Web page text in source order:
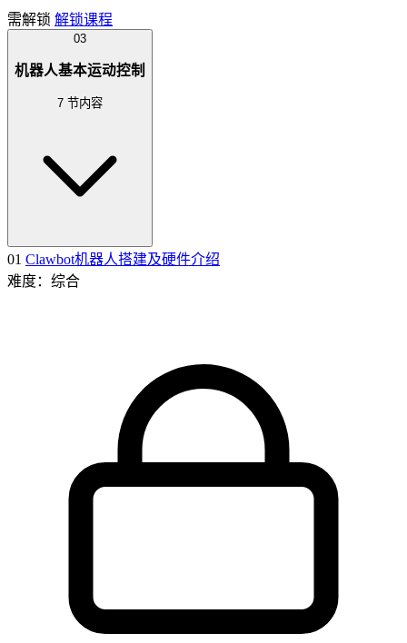
需解锁 解锁课程
03
机器人基本运动控制
7 节内容
01 Clawbot机器人搭建及硬件介绍
难度：综合